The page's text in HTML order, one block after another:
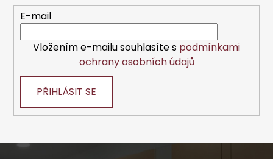
E-mail
Vložením e-mailu souhlasíte s podmínkami
ochrany osobních údajů
PŘIHLÁSIT SE